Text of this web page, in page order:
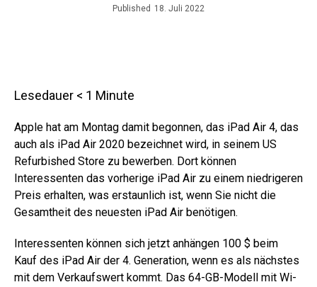
Published 18. Juli 2022
Lesedauer < 1 Minute
Apple hat am Montag damit begonnen, das iPad Air 4, das
auch als iPad Air 2020 bezeichnet wird, in seinem US
Refurbished Store zu bewerben. Dort können
Interessenten das vorherige iPad Air zu einem niedrigeren
Preis erhalten, was erstaunlich ist, wenn Sie nicht die
Gesamtheit des neuesten iPad Air benötigen.
Interessenten können sich jetzt anhängen 100 $ beim
Kauf des iPad Air der 4. Generation, wenn es als nächstes
mit dem Verkaufswert kommt. Das 64-GB-Modell mit Wi-